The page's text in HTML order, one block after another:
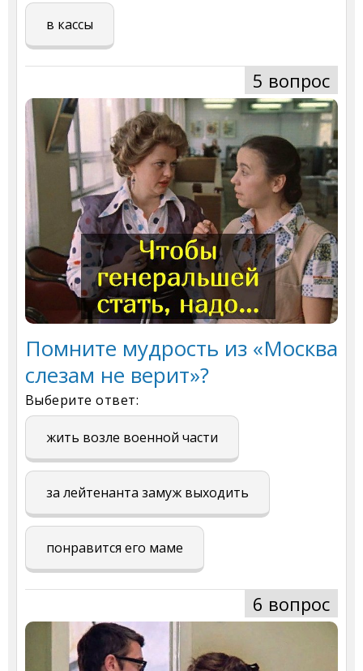
в кассы
5 вопрос
Помните мудрость из «Москва
слезам не верит»?
Выберите ответ:
жить возле военной части
за лейтенанта замуж выходить
понравится его маме
6 вопрос